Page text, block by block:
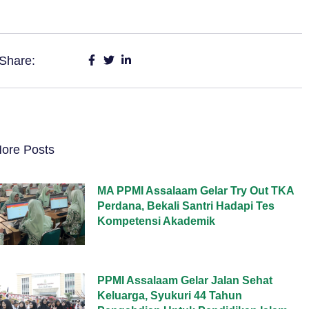
Posts
MA PPMI Assalaam Gelar Try Out TKA
Perdana, Bekali Santri Hadapi Tes
Kompetensi Akademik
PPMI Assalaam Gelar Jalan Sehat
Keluarga, Syukuri 44 Tahun